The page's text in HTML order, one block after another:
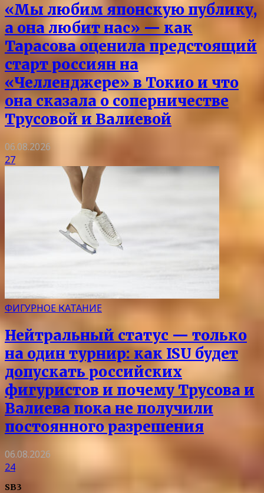
«Мы любим японскую публику,
а она любит нас» — как
Тарасова оценила предстоящий
старт россиян на
«Челленджере» в Токио и что
она сказала о соперничестве
Трусовой и Валиевой
06.08.2026
27
ФИГУРНОЕ КАТАНИЕ
Нейтральный статус — только
на один турнир: как ISU будет
допускать российских
фигуристов и почему Трусова и
Валиева пока не получили
постоянного разрешения
06.08.2026
24
SB3